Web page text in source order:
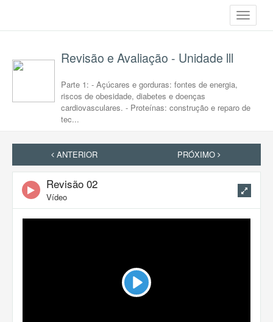
Toggle
Revisão e Avaliação - Unidade lll
Parte 1: - Açúcares e gorduras: fontes de energia,
riscos de obesidade, diabetes e doenças
cardiovasculares. - Proteínas: construção e reparo de
tec...
ANTERIOR PRÓXIMO
Revisão 02
Vídeo
Play